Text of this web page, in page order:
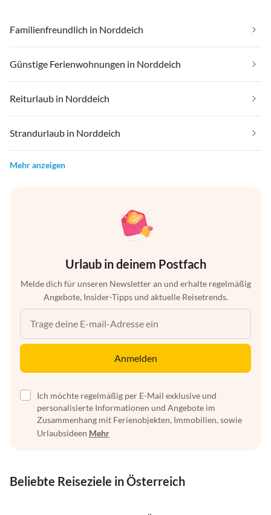
Familienfreundlich in Norddeich
Günstige Ferienwohnungen in Norddeich
Reiturlaub in Norddeich
Strandurlaub in Norddeich
Mehr anzeigen
Urlaub in deinem Postfach
Melde dich für unseren Newsletter an und erhalte regelmäßig
Angebote, Insider-Tipps und aktuelle Reisetrends.
Anmelden
Ich möchte regelmäßig per E-Mail exklusive und
personalisierte Informationen und Angebote im
Zusammenhang mit Ferienobjekten, Immobilien, sowie
Urlaubsideen Mehr
Beliebte Reiseziele in Österreich